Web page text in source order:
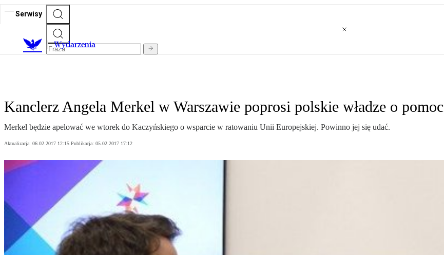
Serwisy
Wydarzenia
Kanclerz Angela Merkel w Warszawie poprosi polskie władze o pomoc
Merkel będzie apelować we wtorek do Kaczyńskiego o wsparcie w ratowaniu Unii Europejskiej. Powinno jej się udać.
Aktualizacja: 06.02.2017 12:15 Publikacja: 05.02.2017 17:12